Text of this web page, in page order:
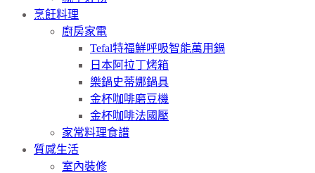
烹飪料理
廚房家電
Tefal特福鮮呼吸智能萬用鍋
日本阿拉丁烤箱
樂鍋史蒂娜鍋具
金杯咖啡磨豆機
金杯咖啡法國壓
家常料理食譜
質感生活
室內裝修